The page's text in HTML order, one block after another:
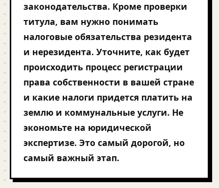
законодательства. Кроме проверки
титула, вам нужно понимать
налоговые обязательства резидента
и нерезидента. Уточните, как будет
происходить процесс регистрации
права собственности в вашей стране
и какие налоги придется платить на
землю и коммунальные услуги. Не
экономьте на юридической
экспертизе. Это самый дорогой, но
самый важный этап.